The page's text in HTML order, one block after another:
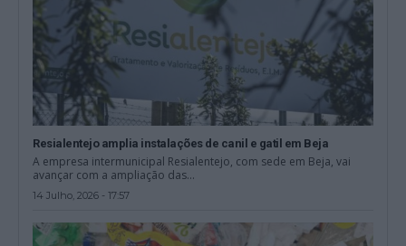
Resialentejo amplia instalações de canil e gatil em Beja
A empresa intermunicipal Resialentejo, com sede em Beja, vai
avançar com a ampliação das...
14 Julho, 2026 - 17:57